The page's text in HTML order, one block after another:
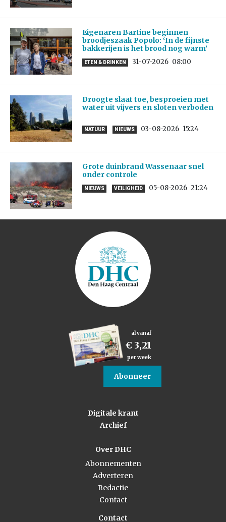
Eigenaren Bartine beginnen
broodjeszaak Popolo: ‘In de fijnste
bakkerijen is het brood nog warm’
ETEN & DRINKEN 31-07-2026 08:00
Droogte slaat toe, besproeien met
water uit vijvers en sloten verboden
NATUUR NIEUWS 03-08-2026 15:24
Grote duinbrand Wassenaar snel
onder controle
NIEUWS VEILIGHEID 05-08-2026 21:24
al vanaf
€ 3,21
per week
Abonneer
Digitale krant
Archief
Over DHC
Abonnementen
Adverteren
Redactie
Contact
Contact